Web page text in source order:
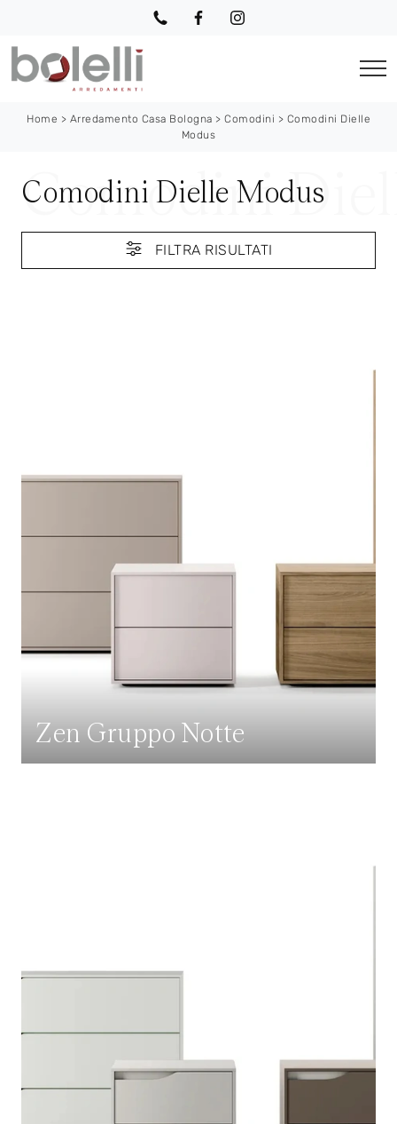
Home > Arredamento Casa Bologna > Comodini > Comodini Dielle
Modus
Comodini Dielle Modus
FILTRA RISULTATI
Zen Gruppo Notte